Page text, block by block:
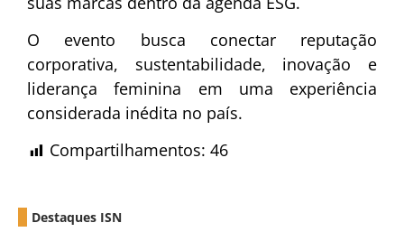
O evento busca conectar reputação
corporativa, sustentabilidade, inovação e
liderança feminina em uma experiência
considerada inédita no país.
Compartilhamentos: 46
Destaques ISN